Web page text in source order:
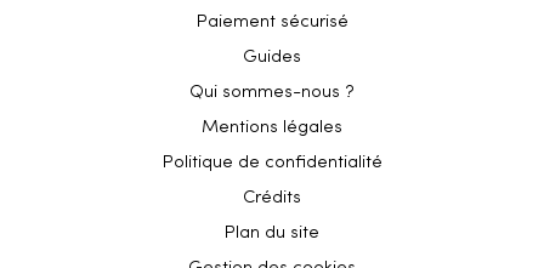
Paiement sécurisé
Guides
Qui sommes-nous ?
Mentions légales
Politique de confidentialité
Crédits
Plan du site